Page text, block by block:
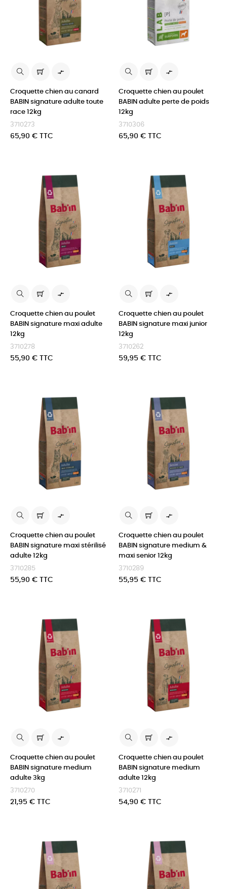

Croquette chien au canard
BABIN signature adulte toute
race 12kg
3710273
Prix
65,90 € TTC

Croquette chien au poulet
BABIN adulte perte de poids
12kg
3710306
Prix
65,90 € TTC

Croquette chien au poulet
BABIN signature maxi adulte
12kg
3710278
Prix
55,90 € TTC

Croquette chien au poulet
BABIN signature maxi junior
12kg
3710262
Prix
59,95 € TTC

Croquette chien au poulet
BABIN signature maxi stérilisé
adulte 12kg
3710285
Prix
55,90 € TTC

Croquette chien au poulet
BABIN signature medium &
maxi senior 12kg
3710289
Prix
55,95 € TTC

Croquette chien au poulet
BABIN signature medium
adulte 3kg
3710270
Prix
21,95 € TTC

Croquette chien au poulet
BABIN signature medium
adulte 12kg
3710271
Prix
54,90 € TTC